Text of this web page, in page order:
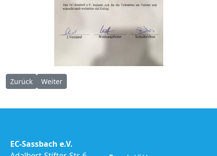
Vorheriger Beitrag: Spoeckner-Cup 29.12.2018
Zurück Nächster Beitrag: Pokalturnier Aussernzell 28.12.2018
Weiter
EC-Sassbach e.V.